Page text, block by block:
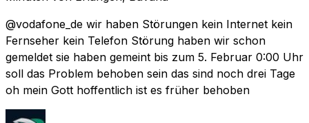
@vodafone_de wir haben Störungen kein Internet kein
Fernseher kein Telefon Störung haben wir schon
gemeldet sie haben gemeint bis zum 5. Februar 0:00 Uhr
soll das Problem behoben sein das sind noch drei Tage
oh mein Gott hoffentlich ist es früher behoben